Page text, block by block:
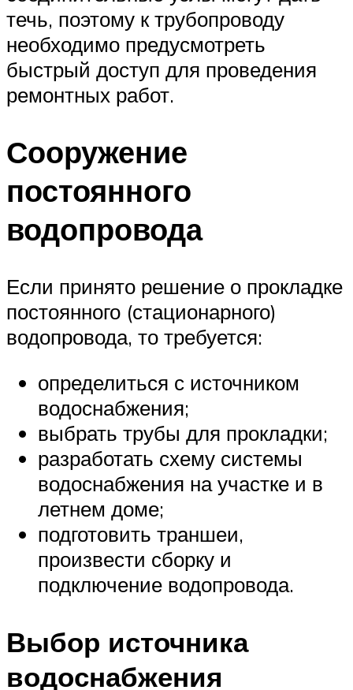
течь, поэтому к трубопроводу
необходимо предусмотреть
быстрый доступ для проведения
ремонтных работ.
Сооружение
постоянного
водопровода
Если принято решение о прокладке
постоянного (стационарного)
водопровода, то требуется:
определиться с источником
водоснабжения;
выбрать трубы для прокладки;
разработать схему системы
водоснабжения на участке и в
летнем доме;
подготовить траншеи,
произвести сборку и
подключение водопровода.
Выбор источника
водоснабжения